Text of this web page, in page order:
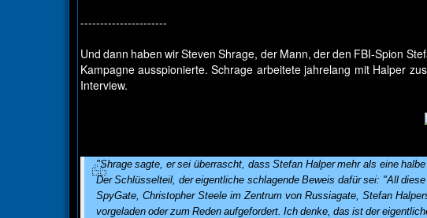
----------------------
Und dann haben wir Steven Shrage, der Mann, der den FBI-Spion
Kampagne ausspionierte. Schrage arbeitete jahrelang mit Halper
Interview.
"Shrage sagte, er sei überrascht, dass Stefan Halper mehr als eine
Der Schlüsselteil, der eigentliche schlagende Beweis dafür sei: "All
SpyGate, Christopher Steele im Zentrum von Russiagate, Stefan
vorgeladen oder zum Reden aufgefordert. Ich denke, das ist der